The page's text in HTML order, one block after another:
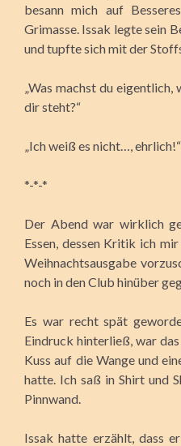
besann mich auf
Grimasse. Issak legte sein
und tupfte sich mit der
„Was machst du
dir steht?“
„Ich weiß es nicht…, ehrlich!“
*-*-*
Der Abend war wirklich
Essen, dessen Kritik ich
Weihnachtsausgabe
noch in den Club hinüber
Es war recht spät
Eindruck hinterließ, war
Kuss auf die Wange und
hatte. Ich saß in Shirt und
Pinnwand.
Issak hatte erzählt, dass